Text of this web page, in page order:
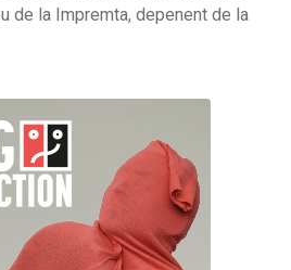
de la Impremta, depenent de la